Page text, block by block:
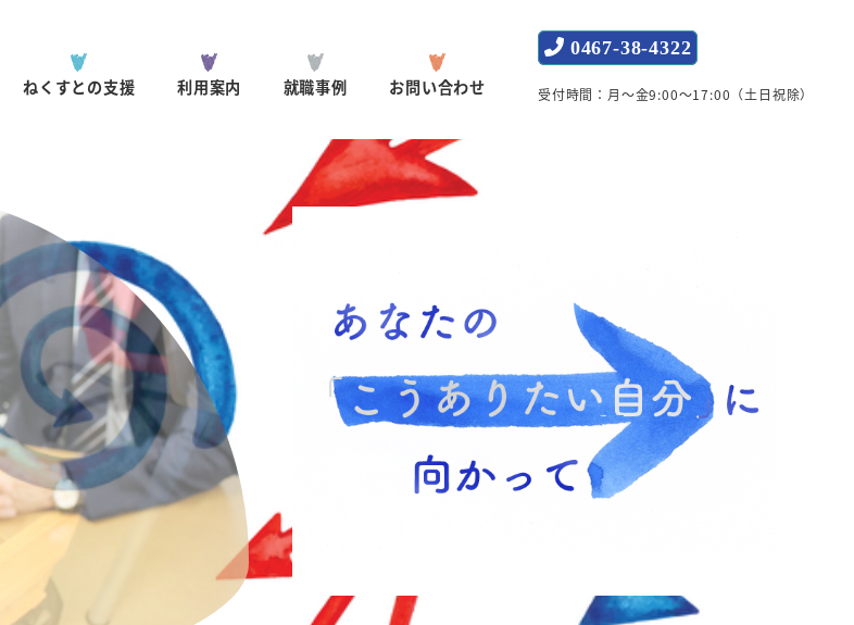
ねくすとの支援 利用案内 就職事例 お問い合わせ
0467-38-4322
受付時間：月～金9:00～17:00（土日祝除）